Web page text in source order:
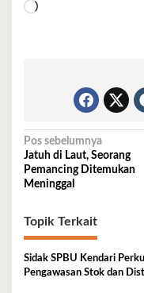
Memuat...
Navigasi
pos
Pos sebelumnya
Jatuh di Laut, Seorang
Pemancing Ditemukan
Meninggal
Topik Terkait
Sidak SPBU Kendari
Pengawasan Stok dan